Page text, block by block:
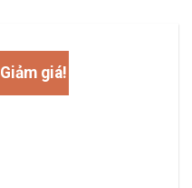
Giảm giá!